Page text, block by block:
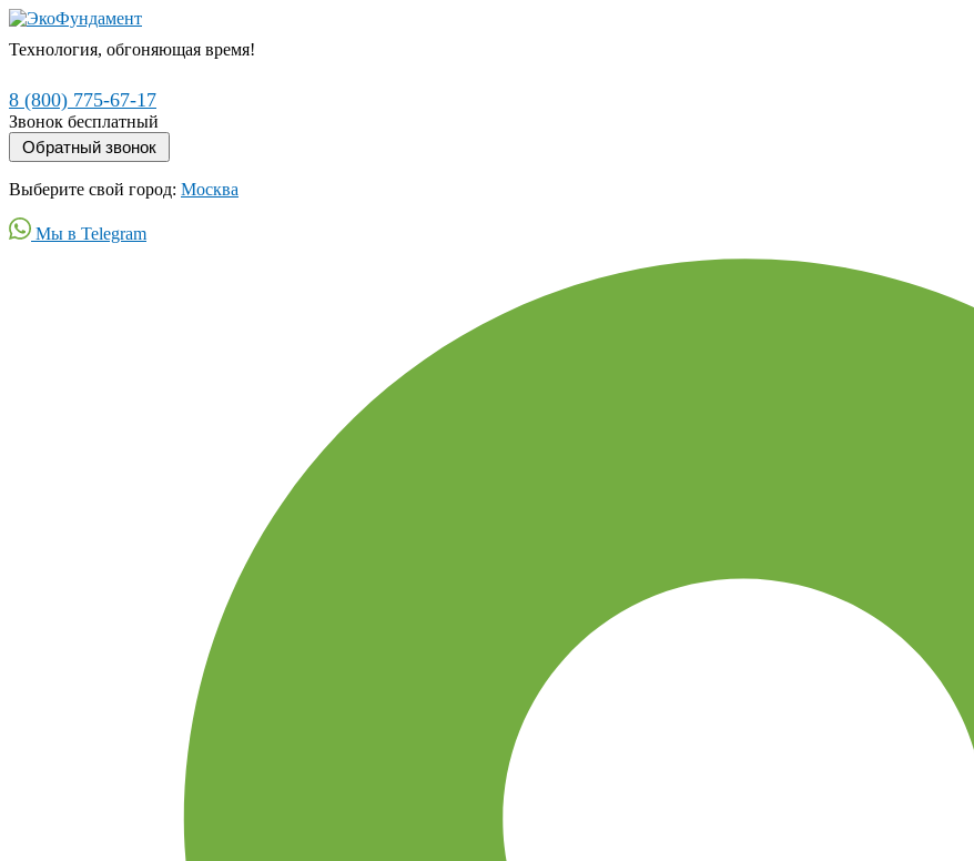
Технология, обгоняющая время!
8 (800) 775-67-17
Звонок бесплатный
Выберите свой город: Москва
Мы в Telegram